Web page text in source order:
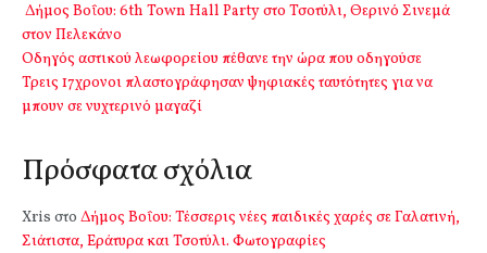
Δήμος Βοΐου: 6th Town Hall Party στο Τσοτύλι, Θερινό Σινεμά
στον Πελεκάνο
Οδηγός αστικού λεωφορείου πέθανε την ώρα που οδηγούσε
Τρεις 17χρονοι πλαστογράφησαν ψηφιακές ταυτότητες για να
μπουν σε νυχτερινό μαγαζί
Πρόσφατα σχόλια
Xris στο Δήμος Βοΐου: Τέσσερις νέες παιδικές χαρές σε Γαλατινή,
Σιάτιστα, Εράτυρα και Τσοτύλι. Φωτογραφίες